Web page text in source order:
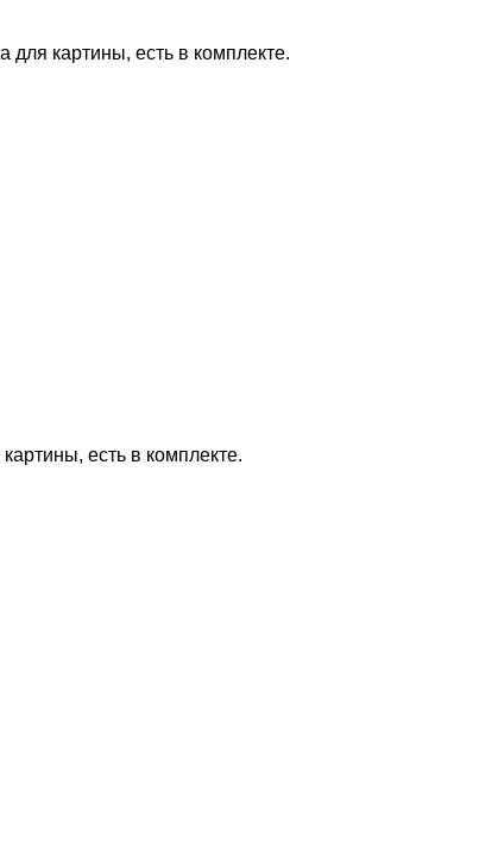
для картины, есть в комплекте.
есть в комплекте.